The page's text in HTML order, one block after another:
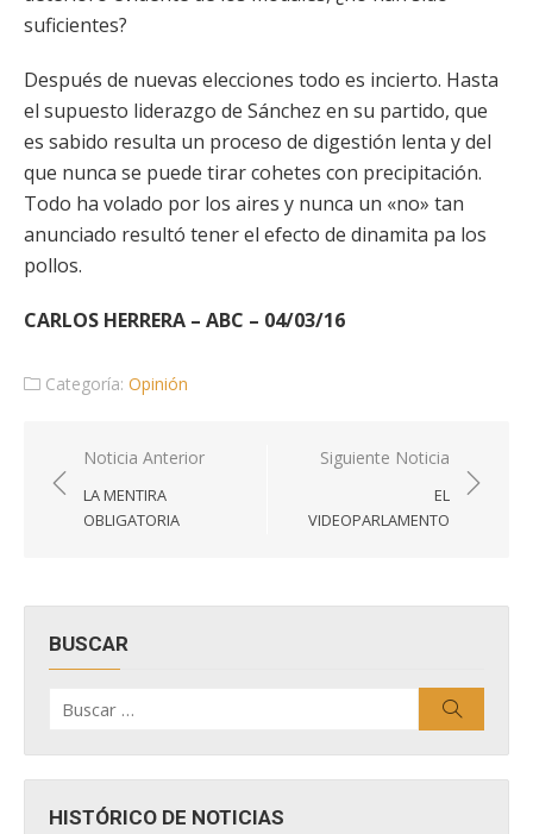
suficientes?
Después de nuevas elecciones todo es incierto. Hasta
el supuesto liderazgo de Sánchez en su partido, que
es sabido resulta un proceso de digestión lenta y del
que nunca se puede tirar cohetes con precipitación.
Todo ha volado por los aires y nunca un «no» tan
anunciado resultó tener el efecto de dinamita pa los
pollos.
CARLOS HERRERA – ABC – 04/03/16
Categoría: Opinión
Navegación
de
entradas
Noticia Anterior
LA MENTIRA
OBLIGATORIA
Siguiente Noticia
EL
VIDEOPARLAMENTO
BUSCAR
por:
HISTÓRICO DE NOTICIAS